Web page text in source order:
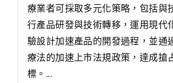
療業者可採取多元化策略，包括與
行產品研發與技術轉移，運用現代
驗設計加速產品的開發過程，並通
療法的加速上市法規政策，達成搶
標。...